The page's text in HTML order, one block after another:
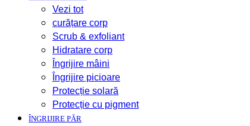
Vezi tot
curățare corp
Scrub & exfoliant
Hidratare corp
Îngrijire mâini
Îngrijire picioare
Protecție solară
Protecție cu pigment
ÎNGRIJIRE PĂR